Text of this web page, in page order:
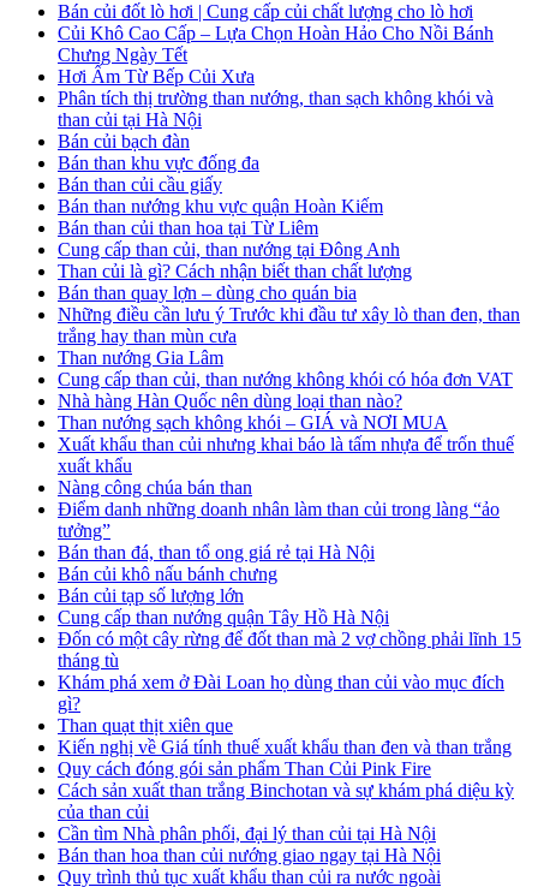
Bán củi đốt lò hơi | Cung cấp củi chất lượng cho lò hơi
Củi Khô Cao Cấp – Lựa Chọn Hoàn Hảo Cho Nồi Bánh
Chưng Ngày Tết
Hơi Ấm Từ Bếp Củi Xưa
Phân tích thị trường than nướng, than sạch không khói và
than củi tại Hà Nội
Bán củi bạch đàn
Bán than khu vực đống đa
Bán than củi cầu giấy
Bán than nướng khu vực quận Hoàn Kiếm
Bán than củi than hoa tại Từ Liêm
Cung cấp than củi, than nướng tại Đông Anh
Than củi là gì? Cách nhận biết than chất lượng
Bán than quay lợn – dùng cho quán bia
Những điều cần lưu ý Trước khi đầu tư xây lò than đen, than
trắng hay than mùn cưa
Than nướng Gia Lâm
Cung cấp than củi, than nướng không khói có hóa đơn VAT
Nhà hàng Hàn Quốc nên dùng loại than nào?
Than nướng sạch không khói – GIÁ và NƠI MUA
Xuất khẩu than củi nhưng khai báo là tấm nhựa để trốn thuế
xuất khẩu
Nàng công chúa bán than
Điểm danh những doanh nhân làm than củi trong làng “ảo
tưởng”
Bán than đá, than tổ ong giá rẻ tại Hà Nội
Bán củi khô nấu bánh chưng
Bán củi tạp số lượng lớn
Cung cấp than nướng quận Tây Hồ Hà Nội
Đốn có một cây rừng để đốt than mà 2 vợ chồng phải lĩnh 15
tháng tù
Khám phá xem ở Đài Loan họ dùng than củi vào mục đích
gì?
Than quạt thịt xiên que
Kiến nghị về Giá tính thuế xuất khẩu than đen và than trắng
Quy cách đóng gói sản phẩm Than Củi Pink Fire
Cách sản xuất than trắng Binchotan và sự khám phá diệu kỳ
của than củi
Cần tìm Nhà phân phối, đại lý than củi tại Hà Nội
Bán than hoa than củi nướng giao ngay tại Hà Nội
Quy trình thủ tục xuất khẩu than củi ra nước ngoài